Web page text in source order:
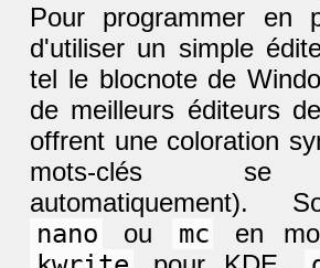
Pour programmer en
d'utiliser un simple
tel le blocnote de
de meilleurs éditeurs
offrent une coloration
mots-clés se
automatiquement).
nano ou mc en